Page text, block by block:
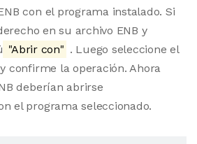
con el programa instalado. Si
en su archivo ENB y
"Abrir con" . Luego seleccione el
confirme la operación. Ahora
deberían abrirse
el programa seleccionado.